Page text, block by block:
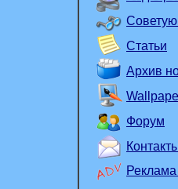
Советую
Архив
Статьи
Форум